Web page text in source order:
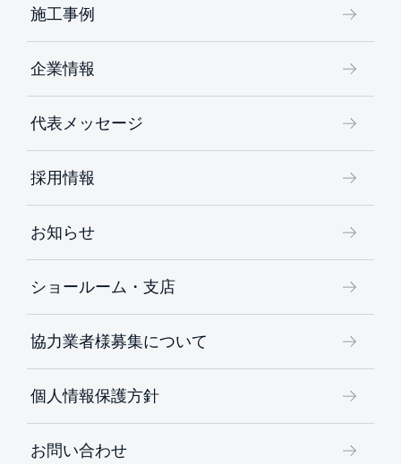
施工事例
企業情報
代表メッセージ
採用情報
お知らせ
ショールーム・支店
協力業者様募集について
個人情報保護方針
お問い合わせ